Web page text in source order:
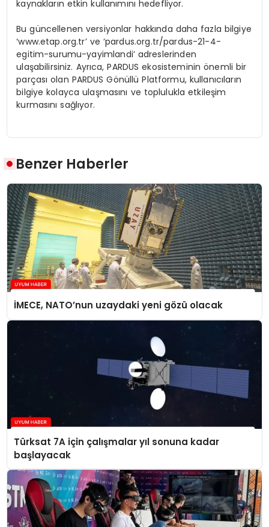
kaynakların etkin kullanımını hedefliyor.
Bu güncellenen versiyonlar hakkında daha fazla bilgiye
‘www.etap.org.tr’ ve ‘pardus.org.tr/pardus-21-4-
egitim-surumu-yayimlandi’ adreslerinden
ulaşabilirsiniz. Ayrıca, PARDUS ekosisteminin önemli bir
parçası olan PARDUS Gönüllü Platformu, kullanıcıların
bilgiye kolayca ulaşmasını ve toplulukla etkileşim
kurmasını sağlıyor.
Benzer Haberler
İMECE, NATO’nun uzaydaki yeni gözü olacak
Türksat 7A için çalışmalar yıl sonuna kadar
başlayacak